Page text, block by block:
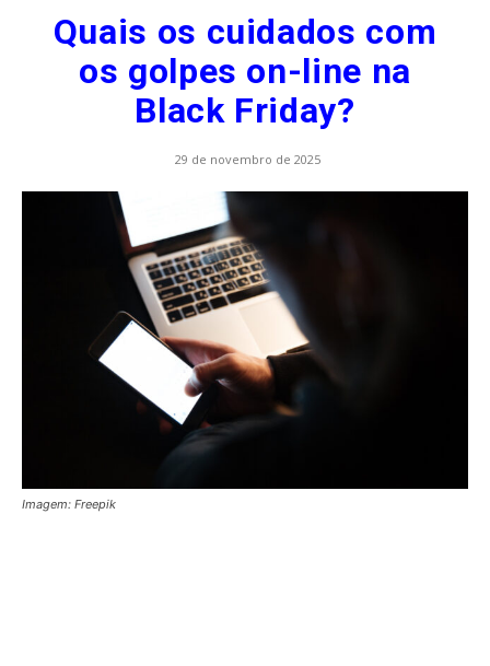
Quais os cuidados com
os golpes on-line na
Black Friday?
29 de novembro de 2025
Imagem: Freepik